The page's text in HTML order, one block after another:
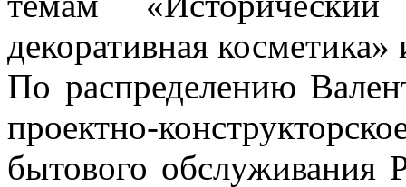
декоративная
По распределению
проектно-
бытового